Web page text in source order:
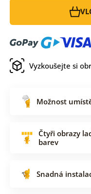
Vyzkoušejte si
Možnost
Čtyři obrazy
barev
Snadná